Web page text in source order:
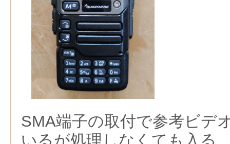
SMA端子の取付で参考ビデ
いるが処理しなくても入る